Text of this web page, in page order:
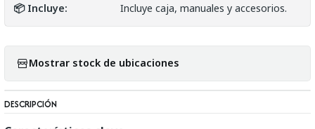
📦 Incluye: Incluye caja, manuales y accesorios.
Mostrar stock de ubicaciones
DESCRIPCIÓN